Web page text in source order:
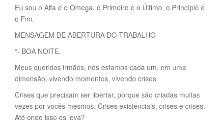
Eu sou o Alfa e o Ômega, o Primeiro e o Último, o Princípio e
o Fim.
MENSAGEM DE ABERTURA DO TRABALHO
“- BOA NOITE.
Meus queridos irmãos, nós estamos cada um, em uma
dimensão, vivendo momentos, vivendo crises.
Crises que precisam ser libertar, porque são criadas muitas
vezes por vocês mesmos. Crises existenciais, crises e crises.
Até onde isso os leva?